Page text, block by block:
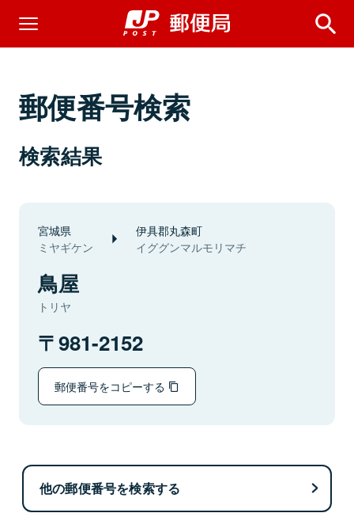
郵便番号検索
検索結果
宮城県
ミヤギケン
伊具郡丸森町
イググンマルモリマチ
鳥屋
トリヤ
981-2152
郵便番号をコピーする
他の郵便番号を検索する